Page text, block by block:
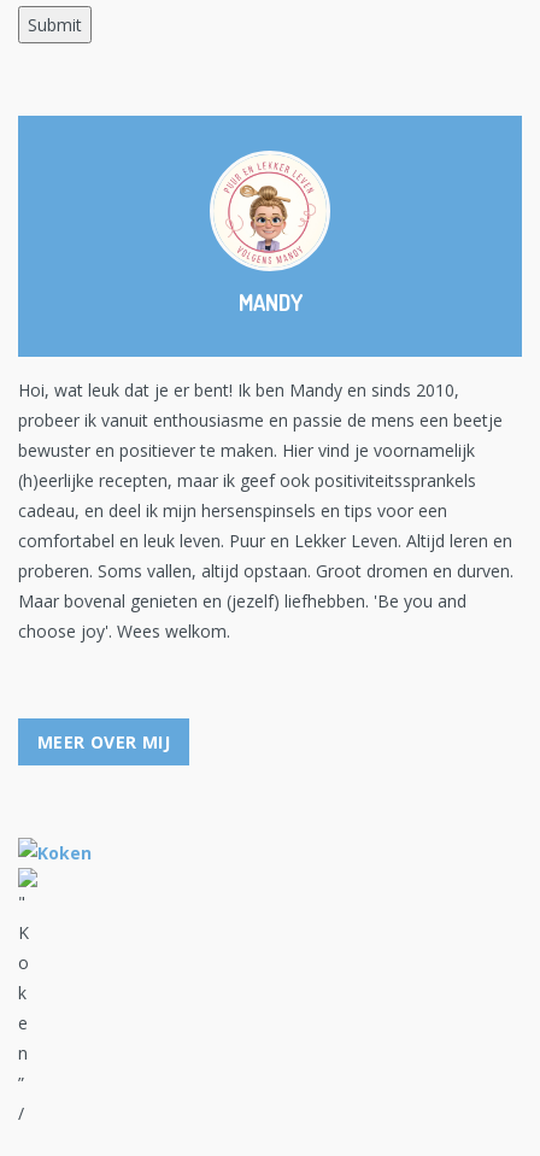
MANDY
Hoi, wat leuk dat je er bent! Ik ben Mandy en sinds 2010,
probeer ik vanuit enthousiasme en passie de mens een beetje
bewuster en positiever te maken. Hier vind je voornamelijk
(h)eerlijke recepten, maar ik geef ook positiviteitssprankels
cadeau, en deel ik mijn hersenspinsels en tips voor een
comfortabel en leuk leven. Puur en Lekker Leven. Altijd leren en
proberen. Soms vallen, altijd opstaan. Groot dromen en durven.
Maar bovenal genieten en (jezelf) liefhebben. 'Be you and
choose joy'. Wees welkom.
MEER OVER MIJ